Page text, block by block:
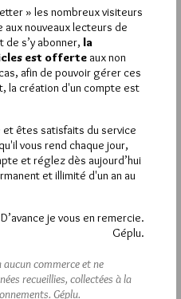
Connectez-vous
a reçu1 441 visites
Plus d’informations
articles les plus lus du blog ?
» les nombreux visiteurs
nouveaux lecteurs de
de s’y abonner, la
est offerte aux non
afin de pouvoir gérer ces
la création d'un compte est
et êtes satisfaits du service
vous rend chaque jour,
et réglez dès aujourd’hui
et illimité d'un an au
D’avance je vous en remercie.
Géplu.
commerce et ne
recueillies, collectées à la
Géplu.